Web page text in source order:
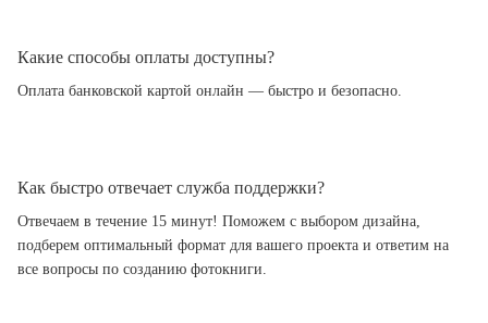
Какие способы оплаты доступны?
Оплата банковской картой онлайн — быстро и безопасно.
Как быстро отвечает служба поддержки?
Отвечаем в течение 15 минут! Поможем с выбором дизайна,
подберем оптимальный формат для вашего проекта и ответим на
все вопросы по созданию фотокниги.